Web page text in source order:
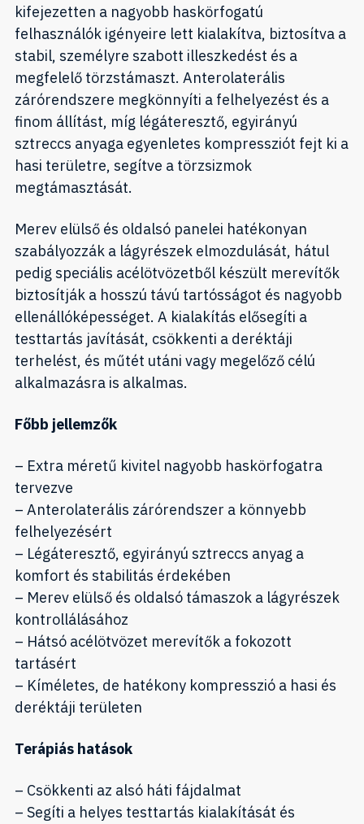
kifejezetten a nagyobb haskörfogatú
felhasználók igényeire lett kialakítva, biztosítva a
stabil, személyre szabott illeszkedést és a
megfelelő törzstámaszt. Anterolaterális
zárórendszere megkönnyíti a felhelyezést és a
finom állítást, míg légáteresztő, egyirányú
sztreccs anyaga egyenletes kompressziót fejt ki a
hasi területre, segítve a törzsizmok
megtámasztását.
Merev elülső és oldalsó panelei hatékonyan
szabályozzák a lágyrészek elmozdulását, hátul
pedig speciális acélötvözetből készült merevítők
biztosítják a hosszú távú tartósságot és nagyobb
ellenállóképességet. A kialakítás elősegíti a
testtartás javítását, csökkenti a deréktáji
terhelést, és műtét utáni vagy megelőző célú
alkalmazásra is alkalmas.
Főbb jellemzők
– Extra méretű kivitel nagyobb haskörfogatra
tervezve
– Anterolaterális zárórendszer a könnyebb
felhelyezésért
– Légáteresztő, egyirányú sztreccs anyag a
komfort és stabilitás érdekében
– Merev elülső és oldalsó támaszok a lágyrészek
kontrollálásához
– Hátsó acélötvözet merevítők a fokozott
tartásért
– Kíméletes, de hatékony kompresszió a hasi és
deréktáji területen
Terápiás hatások
– Csökkenti az alsó háti fájdalmat
– Segíti a helyes testtartás kialakítását és